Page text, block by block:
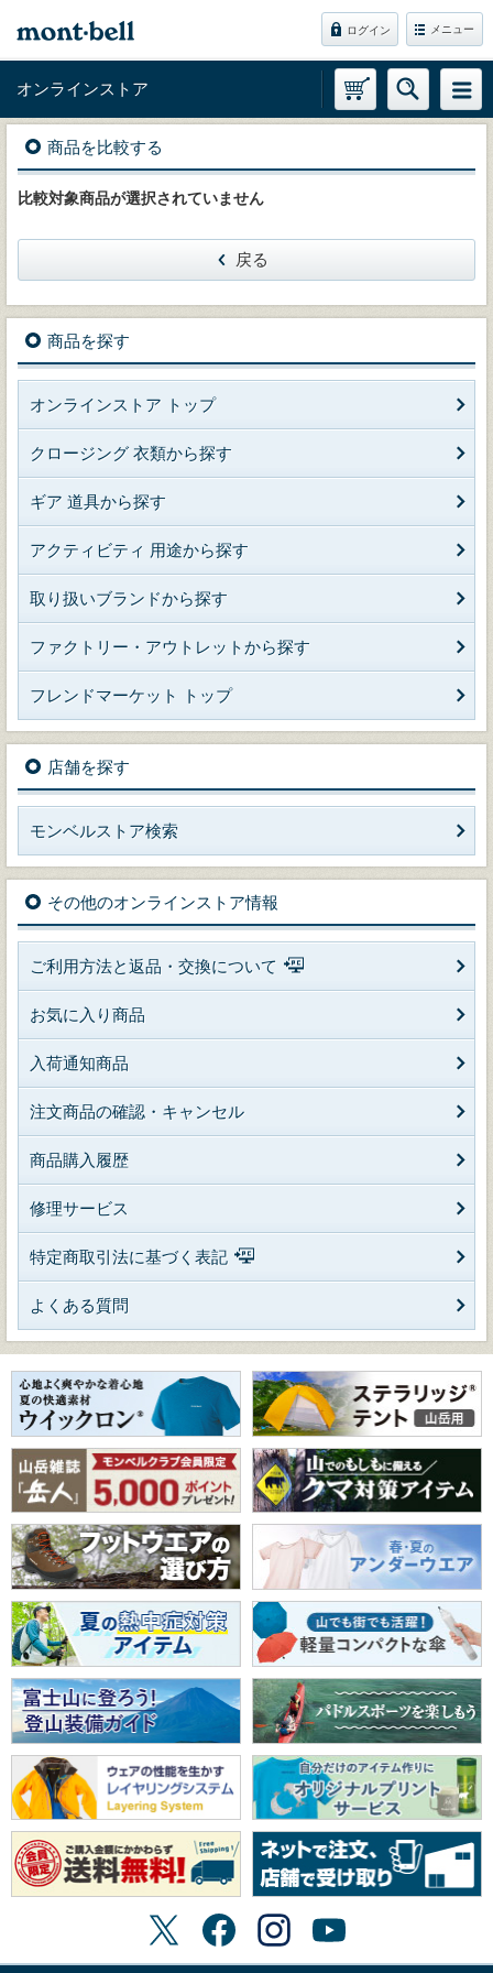
ログイン メニュー
オンラインストア
商品を比較する
比較対象商品が選択されていません
戻る
商品を探す
オンラインストア トップ
クロージング 衣類から探す
ギア 道具から探す
アクティビティ 用途から探す
取り扱いブランドから探す
ファクトリー・アウトレットから探す
フレンドマーケット トップ
店舗を探す
モンベルストア検索
その他のオンラインストア情報
ご利用方法と返品・交換について
お気に入り商品
入荷通知商品
注文商品の確認・キャンセル
商品購入履歴
修理サービス
特定商取引法に基づく表記
よくある質問